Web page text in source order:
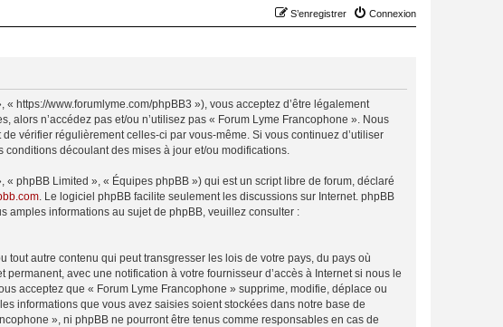
Connexion
S’enregistrer
https://www.forumlyme.com/phpBB3 »), vous acceptez d’être légalement
n’accédez pas et/ou n’utilisez pas « Forum Lyme Francophone ». Nous
vérifier régulièrement celles-ci par vous-même. Si vous continuez d’utiliser
découlant des mises à jour et/ou modifications.
phpBB Limited », « Équipes phpBB ») qui est un script libre de forum, déclaré
. Le logiciel phpBB facilite seulement les discussions sur Internet. phpBB
amples informations au sujet de phpBB, veuillez consulter :
autre contenu qui peut transgresser les lois de votre pays, du pays où
avec une notification à votre fournisseur d’accès à Internet si nous le
acceptez que « Forum Lyme Francophone » supprime, modifie, déplace ou
informations que vous avez saisies soient stockées dans notre base de
», ni phpBB ne pourront être tenus comme responsables en cas de